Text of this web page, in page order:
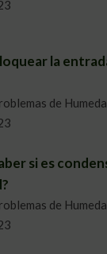
la
de
si es
de